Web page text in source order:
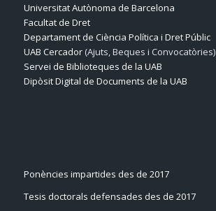
Universitat Autònoma de Barcelona
Facultat de Dret
Departament de Ciència Política i Dret Públic
UAB Cercador(Ajuts, Beques i Convocatòries)
Servei de Biblioteques de la UAB
Dipòsit Digital de Documents de la UAB
Ponències impartides des de 2017
Tesis doctorals defensades des de 2017